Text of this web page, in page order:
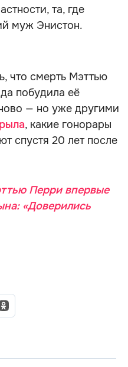
та, где
муж Энистон.
что смерть Мэттью
побудила её
— но уже другими
, какие гонорары
спустя 20 лет после
Перри впервые
«Доверились